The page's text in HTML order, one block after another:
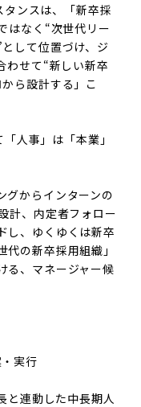
ンスは、「新卒採
はなく“次世代リー
して位置づけ、ジ
せて“新しい新卒
ら設計する」こ
人事」は「本業」
グからインターンの
計、内定者フォロー
し、ゆくゆくは新卒
の新卒採用組織」
る、マネージャー候
実行
と連動した中長期人